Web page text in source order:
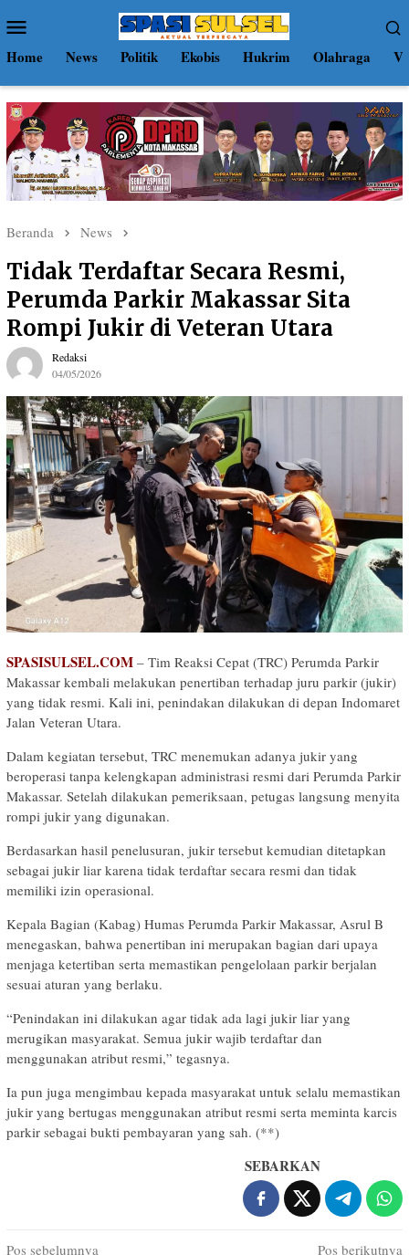
ke
kontenMobile
Home News Politik Ekobis Hukrim Olahraga
Beranda News
Tidak Terdaftar Secara Resmi,
Perumda Parkir Makassar Sita
Rompi Jukir di Veteran Utara
Redaksi
04/05/2026
SPASISULSEL.COM – Tim Reaksi Cepat (TRC) Perumda Parkir
Makassar kembali melakukan penertiban terhadap juru parkir (jukir)
yang tidak resmi. Kali ini, penindakan dilakukan di depan Indomaret
Jalan Veteran Utara.
Dalam kegiatan tersebut, TRC menemukan adanya jukir yang
beroperasi tanpa kelengkapan administrasi resmi dari Perumda Parkir
Makassar. Setelah dilakukan pemeriksaan, petugas langsung menyita
rompi jukir yang digunakan.
Berdasarkan hasil penelusuran, jukir tersebut kemudian ditetapkan
sebagai jukir liar karena tidak terdaftar secara resmi dan tidak
memiliki izin operasional.
Kepala Bagian (Kabag) Humas Perumda Parkir Makassar, Asrul B
menegaskan, bahwa penertiban ini merupakan bagian dari upaya
menjaga ketertiban serta memastikan pengelolaan parkir berjalan
sesuai aturan yang berlaku.
“Penindakan ini dilakukan agar tidak ada lagi jukir liar yang
merugikan masyarakat. Semua jukir wajib terdaftar dan
menggunakan atribut resmi,” tegasnya.
Ia pun juga mengimbau kepada masyarakat untuk selalu memastikan
jukir yang bertugas menggunakan atribut resmi serta meminta karcis
parkir sebagai bukti pembayaran yang sah. (**)
SEBARKAN
Pos sebelumnya
Pos berikutnya